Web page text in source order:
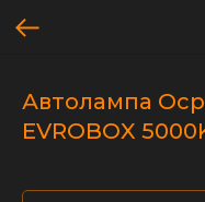
Автолампа
EVROBOX